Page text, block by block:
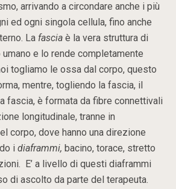
arrivando a circondare anche i più
ed ogni singola cellula, fino anche
La fascia è la vera struttura di
e lo rende completamente
togliamo le ossa dal corpo, questo
mentre, togliendo la fascia, il
fascia, è formata da fibre connettivali
longitudinale, tranne in
corpo, dove hanno una direzione
i diaframmi, bacino, torace, stretto
E’ a livello di questi diaframmi
di ascolto da parte del terapeuta.